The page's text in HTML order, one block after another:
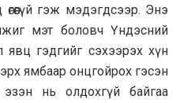
гэж мэдэгдсээр. Энэ
мэт боловч Үндэсний
явц гэдгийг сэхээрэх хүн
ямбаар онцгойрох гэсэн
нь олдохгүй байгаа